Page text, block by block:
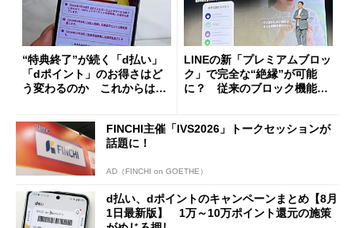
“特典終了”が続く「d払い」
「dポイント」のお得さはど
う変わるのか これからは
LINEの新「プレミアムブロッ
ク」で完全な“絶縁”が可能
に？ 従来のブロック機能と
FINCHI主催「IVS2026」トークセッションが
話題に！
AD（FINCHI on GOETHE）
d払い、dポイントのキャンペーンまとめ【8月
1日最新版】 1万～10万ポイント還元の施策